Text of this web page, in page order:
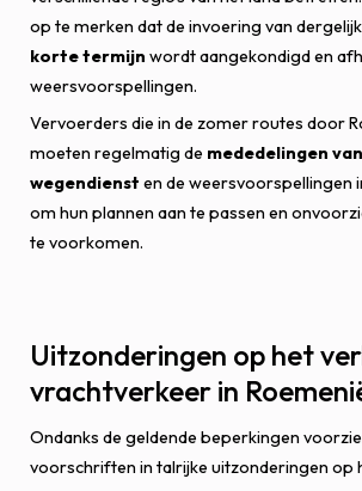
op te merken dat de invoering van
korte termijn wordt aangekondigd en
weersvoorspellingen.
Vervoerders die in de zomer routes door
moeten regelmatig de mededelingen
wegendienst en de weersvoorspellingen
om hun plannen aan te passen en
te voorkomen.
Uitzonderingen op het
vrachtverkeer in
Ondanks de geldende beperkingen
voorschriften in talrijke uitzonderingen op